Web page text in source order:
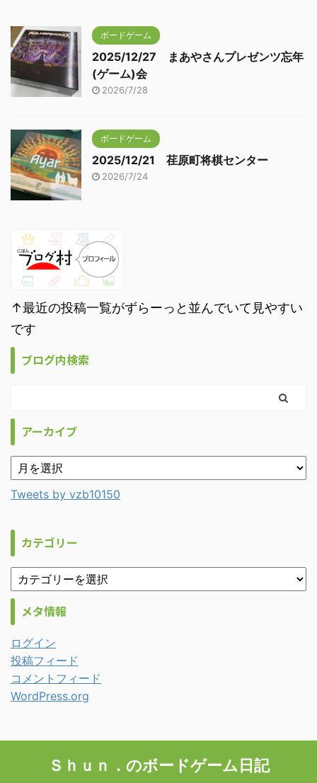
ボードゲーム
2025/12/27 まあやさんプレゼンツ忘年
(ゲーム)会
2026/7/28
ボードゲーム
2025/12/21 荏原町将棋センター
2026/7/24
↑最近の投稿一覧がずらーっと並んでいて見やすい
です
ブログ内検索
アーカイブ
Tweets by vzb10150
カテゴリー
メタ情報
ログイン
投稿フィード
コメントフィード
WordPress.org
Ｓｈｕｎ．のボードゲーム日記